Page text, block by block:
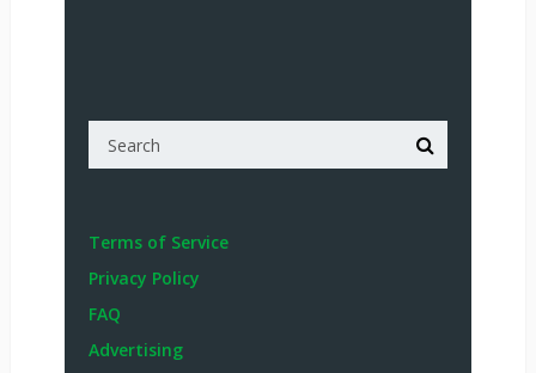
Terms of Service
Privacy Policy
FAQ
Advertising